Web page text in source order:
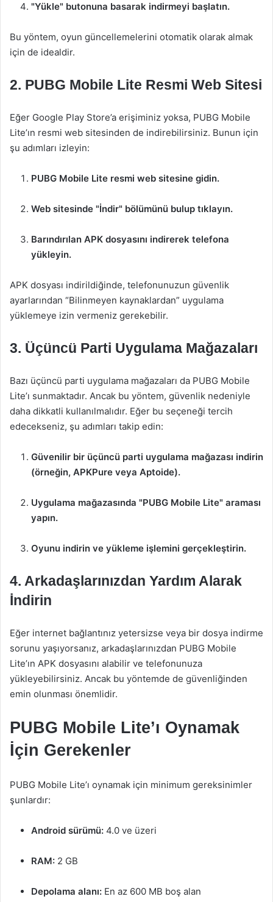
"Yükle" butonuna basarak indirmeyi başlatın.
Bu yöntem, oyun güncellemelerini otomatik olarak almak
için de idealdir.
2. PUBG Mobile Lite Resmi Web Sitesi
Eğer Google Play Store’a erişiminiz yoksa, PUBG Mobile
Lite’ın resmi web sitesinden de indirebilirsiniz. Bunun için
şu adımları izleyin:
PUBG Mobile Lite resmi web sitesine gidin.
Web sitesinde "İndir" bölümünü bulup tıklayın.
Barındırılan APK dosyasını indirerek telefona
yükleyin.
APK dosyası indirildiğinde, telefonunuzun güvenlik
ayarlarından “Bilinmeyen kaynaklardan” uygulama
yüklemeye izin vermeniz gerekebilir.
3. Üçüncü Parti Uygulama Mağazaları
Bazı üçüncü parti uygulama mağazaları da PUBG Mobile
Lite’ı sunmaktadır. Ancak bu yöntem, güvenlik nedeniyle
daha dikkatli kullanılmalıdır. Eğer bu seçeneği tercih
edecekseniz, şu adımları takip edin:
Güvenilir bir üçüncü parti uygulama mağazası indirin
(örneğin, APKPure veya Aptoide).
Uygulama mağazasında "PUBG Mobile Lite" araması
yapın.
Oyunu indirin ve yükleme işlemini gerçekleştirin.
4. Arkadaşlarınızdan Yardım Alarak
İndirin
Eğer internet bağlantınız yetersizse veya bir dosya indirme
sorunu yaşıyorsanız, arkadaşlarınızdan PUBG Mobile
Lite’ın APK dosyasını alabilir ve telefonunuza
yükleyebilirsiniz. Ancak bu yöntemde de güvenliğinden
emin olunması önemlidir.
PUBG Mobile Lite’ı Oynamak
İçin Gerekenler
PUBG Mobile Lite’ı oynamak için minimum gereksinimler
şunlardır:
Android sürümü: 4.0 ve üzeri
RAM: 2 GB
Depolama alanı: En az 600 MB boş alan